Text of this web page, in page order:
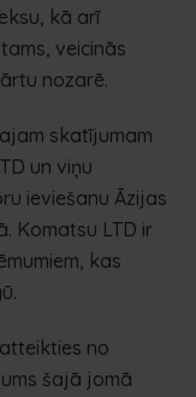
kā arī
veicinās
nozarē.
skatījumam
un viņu
ieviešanu Āzijas
Komatsu LTD ir
kas
no
šajā jomā